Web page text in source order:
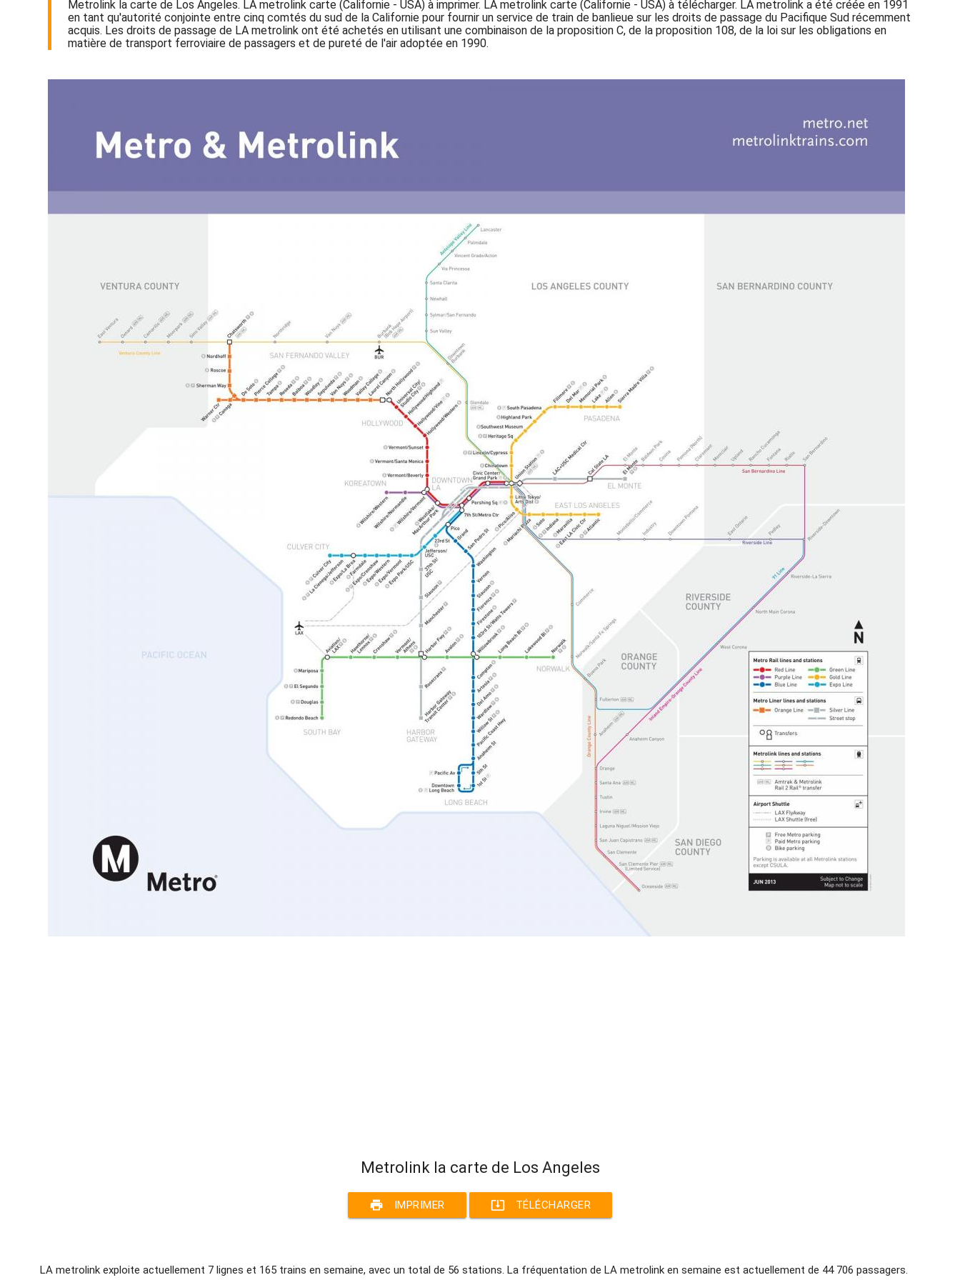
Metrolink la carte de Los Angeles. LA metrolink carte (Californie - USA) à imprimer. LA metrolink carte (Californie - USA) à télécharger. LA metrolink a été créée en 1991
en tant qu'autorité conjointe entre cinq comtés du sud de la Californie pour fournir un service de train de banlieue sur les droits de passage du Pacifique Sud récemment
acquis. Les droits de passage de LA metrolink ont été achetés en utilisant une combinaison de la proposition C, de la proposition 108, de la loi sur les obligations en
matière de transport ferroviaire de passagers et de pureté de l'air adoptée en 1990.
Metrolink la carte de Los Angeles
print IMPRIMER system_update_alt TÉLÉCHARGER
LA metrolink exploite actuellement 7 lignes et 165 trains en semaine, avec un total de 56 stations. La fréquentation de LA metrolink en semaine est actuellement de 44 706 passagers.